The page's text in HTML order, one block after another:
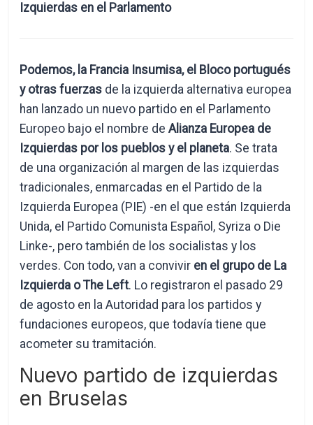
Izquierdas en el Parlamento
Podemos, la Francia Insumisa, el Bloco portugués
y otras fuerzas de la izquierda alternativa europea
han lanzado un nuevo partido en el Parlamento
Europeo bajo el nombre deAlianza Europea de
Izquierdas por los pueblos y el planeta. Se trata
de una organización al margen de las izquierdas
tradicionales, enmarcadas en el Partido de la
Izquierda Europea (PIE) -en el que están Izquierda
Unida, el Partido Comunista Español, Syriza o Die
Linke-, pero también de los socialistas y los
verdes. Con todo, van a convivir en el grupo de La
Izquierda o The Left. Lo registraron el pasado 29
de agosto en la Autoridad para los partidos y
fundaciones europeos, que todavía tiene que
acometer su tramitación.
Nuevo partido de izquierdas
en Bruselas